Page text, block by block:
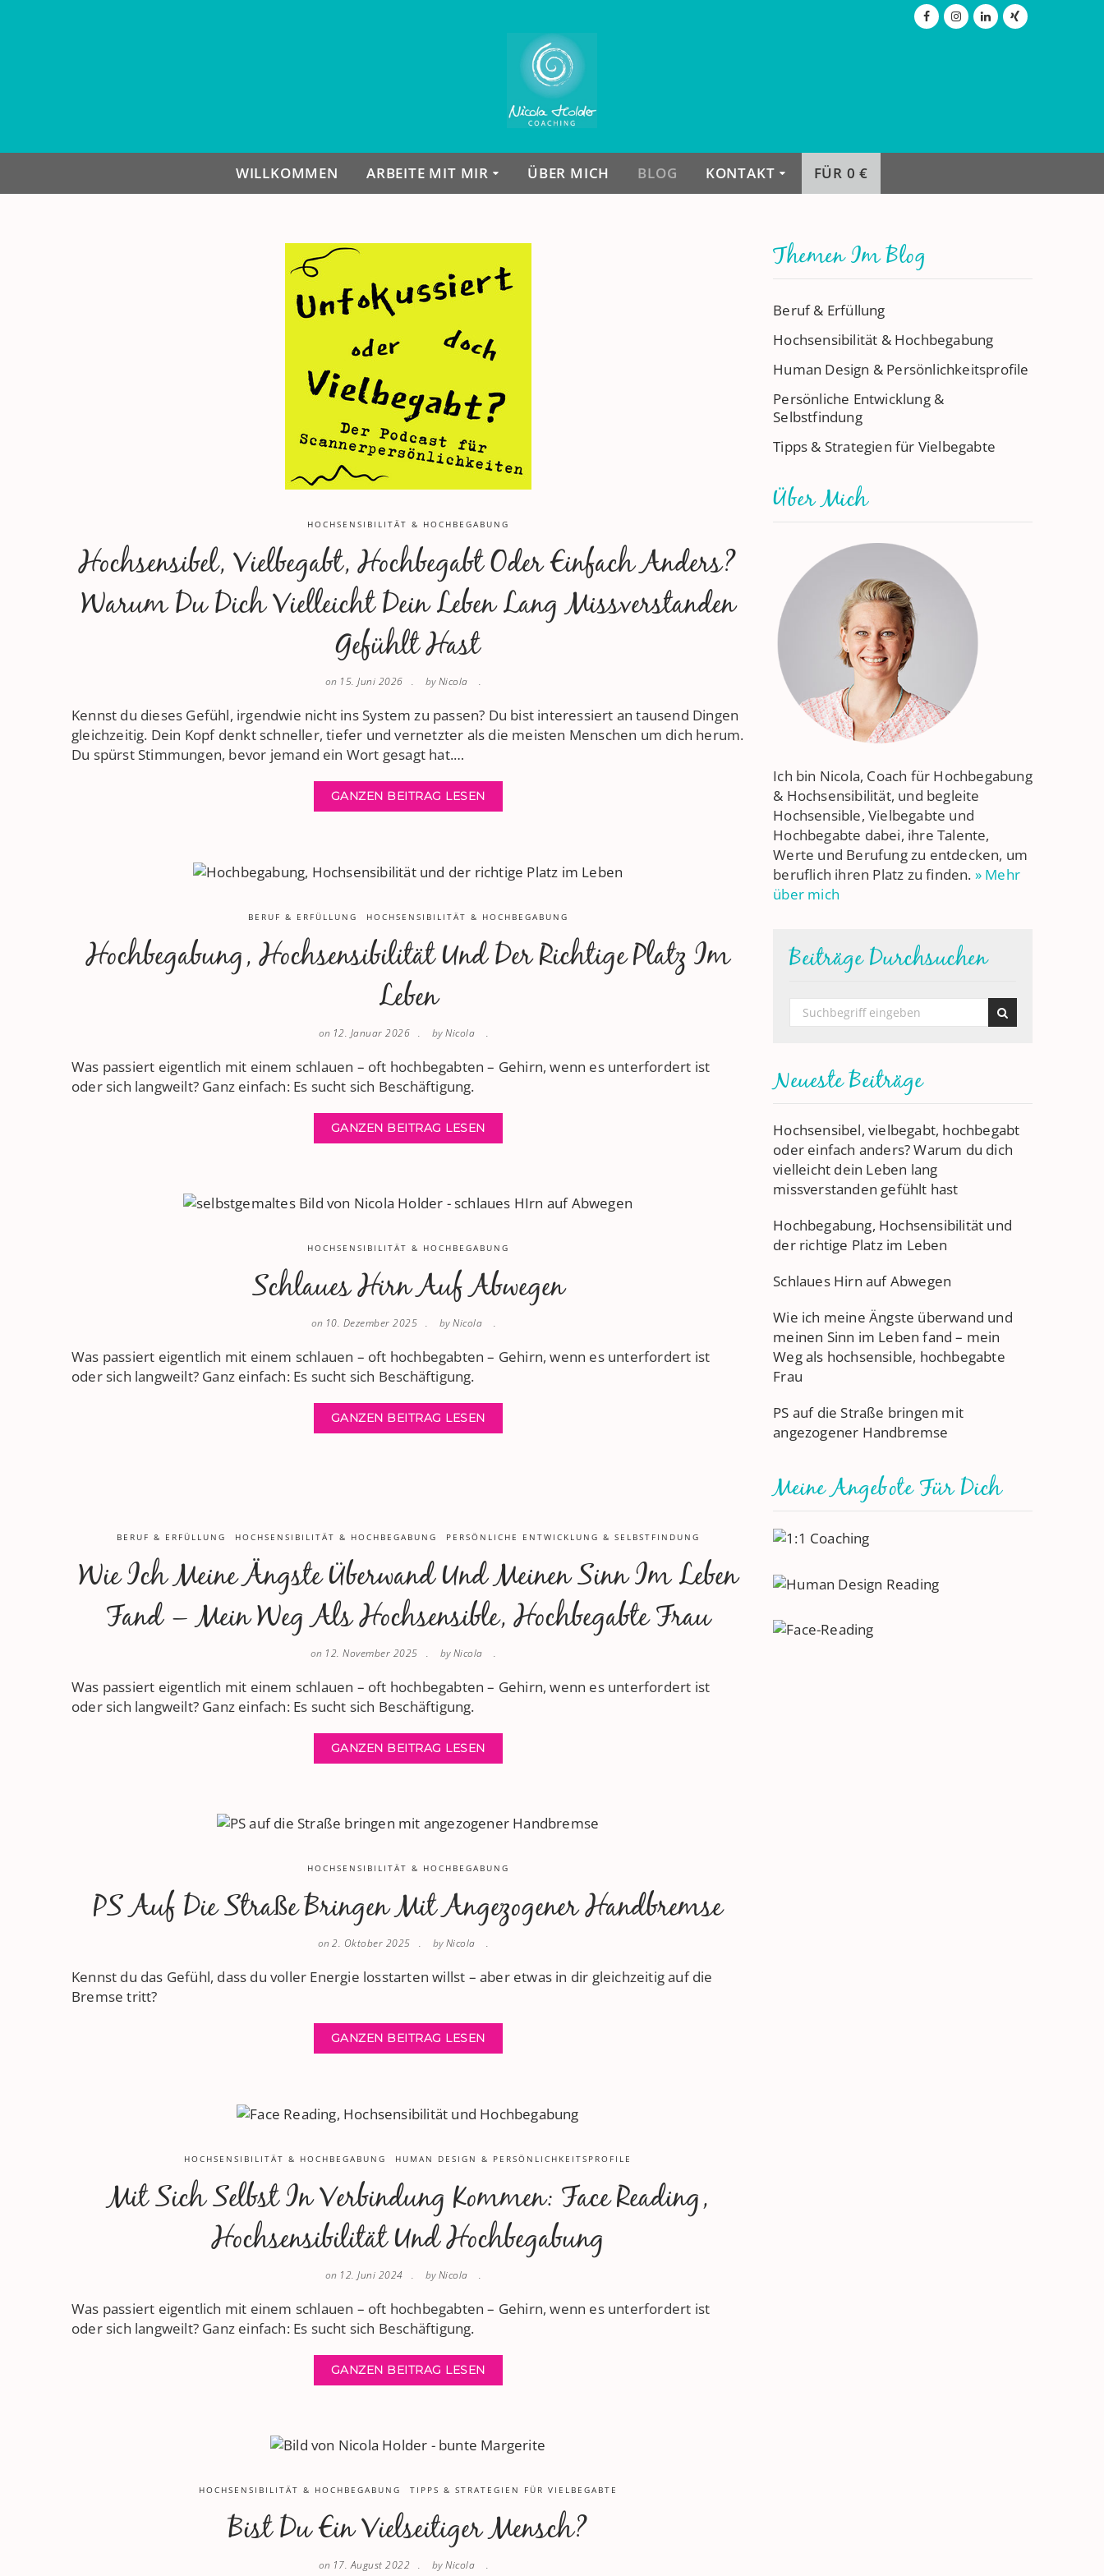
WILLKOMMEN ARBEITE MIT MIR ÜBER MICH BLOG KONTAKT FÜR 0 €
HOCHSENSIBILITÄT & HOCHBEGABUNG
Hochsensibel, Vielbegabt, Hochbegabt Oder Einfach Anders?
Warum Du Dich Vielleicht Dein Leben Lang Missverstanden
Gefühlt Hast
on 15. Juni 2026 byNicola
Kennst du dieses Gefühl, irgendwie nicht ins System zu passen? Du bist interessiert an tausend Dingen
gleichzeitig. Dein Kopf denkt schneller, tiefer und vernetzter als die meisten Menschen um dich herum.
Du spürst Stimmungen, bevor jemand ein Wort gesagt hat.…
GANZEN BEITRAG LESEN
BERUF & ERFÜLLUNG HOCHSENSIBILITÄT & HOCHBEGABUNG
Hochbegabung, Hochsensibilität Und Der Richtige Platz Im
Leben
on 12. Januar 2026 byNicola
Was passiert eigentlich mit einem schlauen – oft hochbegabten – Gehirn, wenn es unterfordert ist
oder sich langweilt? Ganz einfach: Es sucht sich Beschäftigung.
GANZEN BEITRAG LESEN
HOCHSENSIBILITÄT & HOCHBEGABUNG
Schlaues Hirn Auf Abwegen
on 10. Dezember 2025 byNicola
Was passiert eigentlich mit einem schlauen – oft hochbegabten – Gehirn, wenn es unterfordert ist
oder sich langweilt? Ganz einfach: Es sucht sich Beschäftigung.
GANZEN BEITRAG LESEN
BERUF & ERFÜLLUNG HOCHSENSIBILITÄT & HOCHBEGABUNG PERSÖNLICHE ENTWICKLUNG & SELBSTFINDUNG
Wie Ich Meine Ängste Überwand Und Meinen Sinn Im Leben
Fand – Mein Weg Als Hochsensible, Hochbegabte Frau
on 12. November 2025 byNicola
Was passiert eigentlich mit einem schlauen – oft hochbegabten – Gehirn, wenn es unterfordert ist
oder sich langweilt? Ganz einfach: Es sucht sich Beschäftigung.
GANZEN BEITRAG LESEN
HOCHSENSIBILITÄT & HOCHBEGABUNG
PS Auf Die Straße Bringen Mit Angezogener Handbremse
on2. Oktober 2025 byNicola
Kennst du das Gefühl, dass du voller Energie losstarten willst – aber etwas in dir gleichzeitig auf die
Bremse tritt?
GANZEN BEITRAG LESEN
HOCHSENSIBILITÄT & HOCHBEGABUNG HUMAN DESIGN & PERSÖNLICHKEITSPROFILE
Mit Sich Selbst In Verbindung Kommen: Face Reading,
Hochsensibilität Und Hochbegabung
on 12. Juni 2024 byNicola
Was passiert eigentlich mit einem schlauen – oft hochbegabten – Gehirn, wenn es unterfordert ist
oder sich langweilt? Ganz einfach: Es sucht sich Beschäftigung.
GANZEN BEITRAG LESEN
HOCHSENSIBILITÄT & HOCHBEGABUNG TIPPS & STRATEGIEN FÜR VIELBEGABTE
Bist Du Ein Vielseitiger Mensch?
on 17. August 2022 byNicola
Themen Im Blog
Beruf & Erfüllung
Hochsensibilität & Hochbegabung
Human Design & Persönlichkeitsprofile
Persönliche Entwicklung &
Selbstfindung
Tipps & Strategien für Vielbegabte
Über Mich
Ich bin Nicola, Coach für Hochbegabung
& Hochsensibilität, und begleite
Hochsensible, Vielbegabte und
Hochbegabte dabei, ihre Talente,
Werte und Berufung zu entdecken, um
beruflich ihren Platz zu finden. » Mehr
über mich
Beiträge Durchsuchen
Neueste Beiträge
Hochsensibel, vielbegabt, hochbegabt
oder einfach anders? Warum du dich
vielleicht dein Leben lang
missverstanden gefühlt hast
Hochbegabung, Hochsensibilität und
der richtige Platz im Leben
Schlaues Hirn auf Abwegen
Wie ich meine Ängste überwand und
meinen Sinn im Leben fand – mein
Weg als hochsensible, hochbegabte
Frau
PS auf die Straße bringen mit
angezogener Handbremse
Meine Angebote Für Dich